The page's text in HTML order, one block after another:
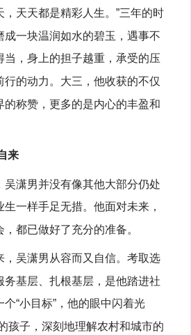
天天都是精彩人生。”三年的时
成一块温润如水的碧玉，遇事不
当，身上的担子越重，承受的压
行的动力。大三，他收获的不仅
的称赞，更多的是内心的丰盈和
来
吴潇男并没有像其他大部分仍处
一样手足无措。他面对未来，
都已做好了充分的准备。
，吴潇男从容而又自信。考取选
务基层、扎根基层，是他踏进社
“小目标”，他的眼中闪着光
孩子，深刻地理解农村和城市的